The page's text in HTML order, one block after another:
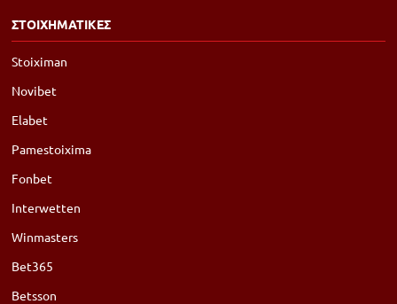
ΣΤΟΙΧΗΜΑΤΙΚΕΣ
Stoiximan
Novibet
Elabet
Pamestoixima
Fonbet
Interwetten
Winmasters
Bet365
Betsson